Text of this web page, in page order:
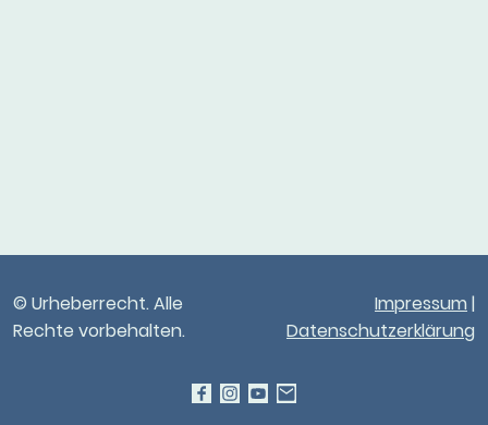
© Urheberrecht. Alle
Rechte vorbehalten.
Impressum |
Datenschutzerklärung